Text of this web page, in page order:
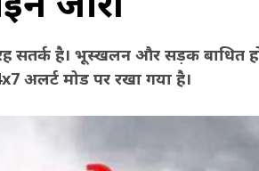
सतर्क है। भूस्खलन और सड़क बाधित
अलर्ट मोड पर रखा गया है।